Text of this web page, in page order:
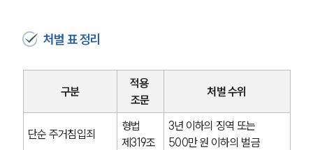
처벌 표 정리
구분
적용
조문
처벌 수위
단순 주거침입죄
형법
제319조
3년 이하의 징역 또는
500만 원 이하의 벌금